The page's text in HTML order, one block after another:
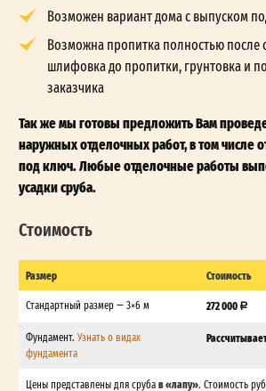
Возможен вариант дома с выпуском
Возможна пропитка полностью после
шлифовка до пропитки, грунтовка и
заказчика
Так же мы готовы предложить Вам
наружных отделочных работ, в том числе
под ключ. Любые отделочные работы
усадки сруба.
Стоимость
Размер Стоимость
Стандартный размер — 3×6 м 272 000
Фундамент. Узнать о видах
фундамента
Цены представлены для срубав «лапу». Стоимость